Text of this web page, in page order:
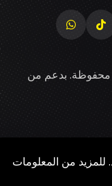
محفوظة. بدعم من
للمزيد من المعلومات